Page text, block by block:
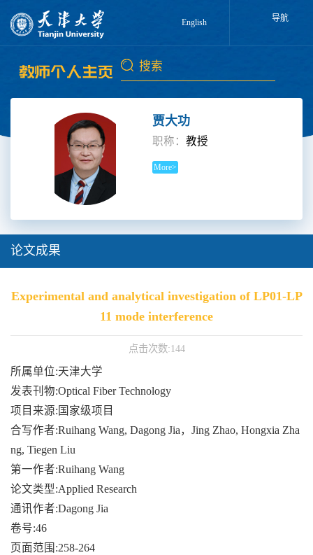
English 导航
贾大功
职称：教授
More>
论文成果
Experimental and analytical investigation of LP01-LP
11 mode interference
点击次数:144
所属单位:天津大学
发表刊物:Optical Fiber Technology
项目来源:国家级项目
合写作者:Ruihang Wang, Dagong Jia，Jing Zhao, Hongxia Zha
ng, Tiegen Liu
第一作者:Ruihang Wang
论文类型:Applied Research
通讯作者:Dagong Jia
卷号:46
页面范围:258-264